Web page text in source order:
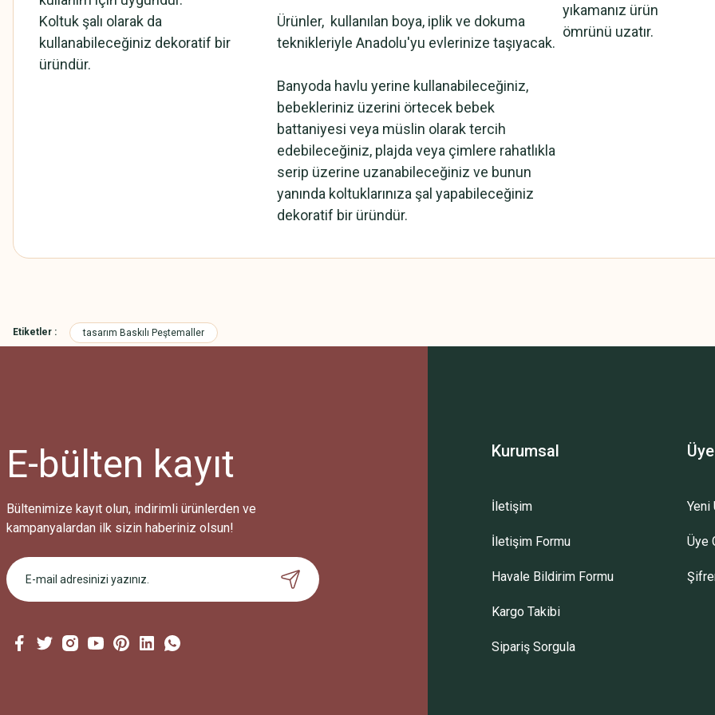
Koltuk şalı olarak da
kullanabileceğiniz dekoratif bir
üründür.
Ürünler, kullanılan boya, iplik ve dokuma
teknikleriyle Anadolu'yu evlerinize taşıyacak.
Banyoda havlu yerine kullanabileceğiniz,
bebekleriniz üzerini örtecek bebek
battaniyesi veya müslin olarak tercih
edebileceğiniz, plajda veya çimlere rahatlıkla
serip üzerine uzanabileceğiniz ve bunun
yanında koltuklarınıza şal yapabileceğiniz
dekoratif bir üründür.
yıkamanız ürün
ömrünü uzatır.
Gönder
Etiketler : tasarım Baskılı Peştemaller
E-bülten kayıt
Bültenimize kayıt olun, indirimli ürünlerden ve
kampanyalardan ilk sizin haberiniz olsun!
Kurumsal
İletişim
İletişim Formu
Havale Bildirim Formu
Kargo Takibi
Sipariş Sorgula
Yeni
Üye